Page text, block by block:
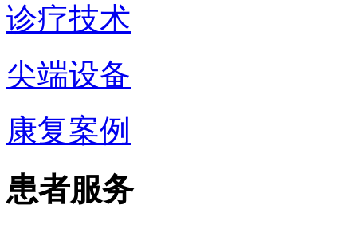
诊疗技术
尖端设备
康复案例
患者服务